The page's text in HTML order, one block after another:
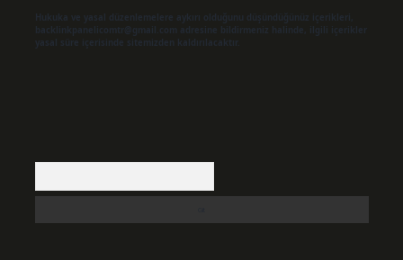
Hukuka ve yasal düzenlemelere aykırı olduğunu düşündüğünüz içerikleri,
backlinkpanelicomtr@gmail.com
adresine bildirmeniz halinde, ilgili içerikler
yasal süre içerisinde sitemizden kaldırılacaktır.